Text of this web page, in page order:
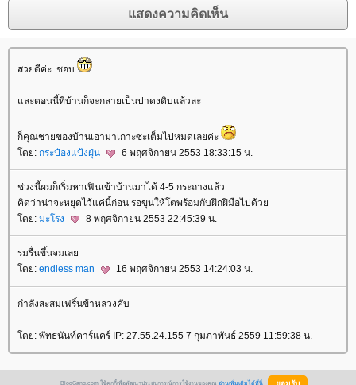
สวยดีค่ะ..ชอบ
ละตอนนี้ที่บ้านก็จะกลายเป็นป่าดงดิบแล้วล่ะ
ก็คุณชายของบ้านเอามาเกาะซ่ะเต็มไปหมดเลยค่ะ
ดย: กระป๋องแป้งฝุ่น 6 พฤศจิกายน 2553 18:33:15 น.
ช่วงนี้ผมก็เริ่มหาเฟินเข้าบ้านมาได้ 4-5 กระถางแล้ว
คิดว่าน่าจะหยุดไว้แค่นี้ก่อน รอขุนให้โตพร้อมกับฝึกฝีมือไปด้ว
ดย: มะโรง 8 พฤศจิกายน 2553 22:45:39 น.
ร่มรื่นขึ้นจมเล
ดย: endless man 16 พฤศจิกายน 2553 14:24:03 น.
กำลังสะสมเฟริ์นข้าหลวงคับ
ดย: พัทธนันท์คาร์แคร์ IP: 27.55.24.155 7 กุมภาพันธ์ 2559 11:59:38 น.
BlogGang.com ใช้คุกกี้เพื่อพัฒนาประสบการณ์การใช้งานของคุณ อ่านเพิ่มเติมได้ที่นี่